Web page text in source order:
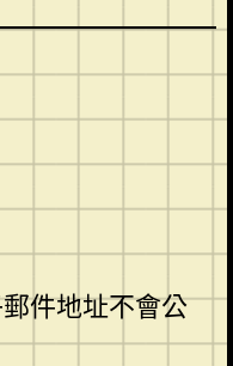
件地址不會公